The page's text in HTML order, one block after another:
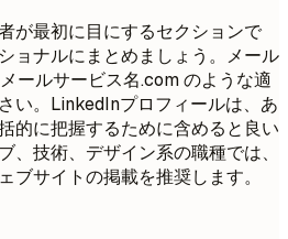
が最初に目にするセクションで
ョナルにまとめましょう。メール
ールサービス名.com のような適
い。LinkedInプロフィールは、あ
的に把握するために含めると良い
、技術、デザイン系の職種では、
ブサイトの掲載を推奨します。